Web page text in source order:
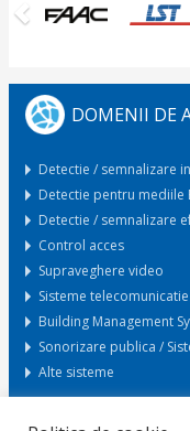
DOMENII DE
Detectie / semnalizare
Detectie pentru mediile
Detectie / semnalizare
Control acces
Supraveghere video
Sisteme
Building Management
Sonorizare publica /
Alte sisteme